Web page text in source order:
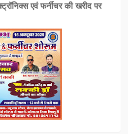
एवं फर्नीचर की खरीद पर